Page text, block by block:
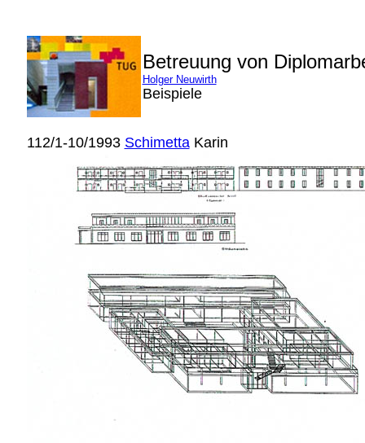
Betreuung von
Holger Neuwirth
Beispiele
112/1-10/1993 SchimettaKarin